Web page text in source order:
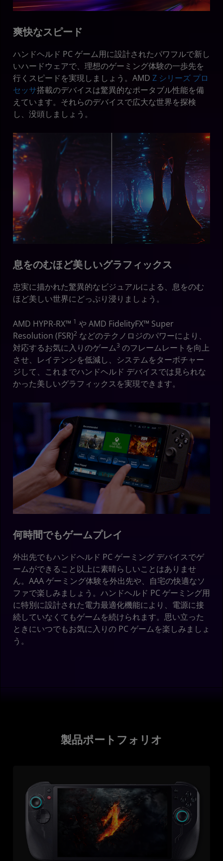
爽快なスピード
ハンドヘルド PC ゲーム用に設計されたパワフルで新し
いハードウェアで、理想のゲーミング体験の一歩先を
行くスピードを実現しましょう。AMD Z シリーズ プロ
セッサ搭載のデバイスは驚異的なポータブル性能を備
えています。それらのデバイスで広大な世界を探検
し、没頭しましょう。
息をのむほど美しいグラフィックス
忠実に描かれた驚異的なビジュアルによる、息をのむ
ほど美しい世界にどっぷり浸りましょう。
AMD HYPR-RX™ 1 や AMD FidelityFX™ Super
Resolution (FSR)2 などのテクノロジのパワーにより、
対応するお気に入りのゲーム3 のフレームレートを向上
させ、レイテンシを低減し、システムをターボチャー
ジして、これまでハンドヘルド デバイスでは見られな
かった美しいグラフィックスを実現できます。
何時間でもゲームプレイ
外出先でもハンドヘルド PC ゲーミング デバイスでゲ
ームができること以上に素晴らしいことはありませ
ん。AAA ゲーミング体験を外出先や、自宅の快適なソ
ファで楽しみましょう。ハンドヘルド PC ゲーミング用
に特別に設計された電力最適化機能により、電源に接
続していなくてもゲームを続けられます。思い立った
ときにいつでもお気に入りの PC ゲームを楽しみましょ
う。
製品ポートフォリオ